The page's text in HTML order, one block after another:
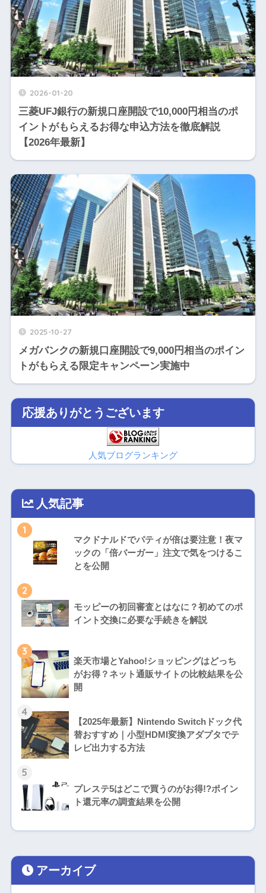
2026-01-20
三菱UFJ銀行の新規口座開設で10,000円相当のポ
イントがもらえるお得な申込方法を徹底解説
【2026年最新】
2025-10-27
メガバンクの新規口座開設で9,000円相当のポイン
トがもらえる限定キャンペーン実施中
応援ありがとうございます
人気ブログランキング
人気記事
1
マクドナルドでパティが倍は要注意！夜マ
ックの「倍バーガー」注文で気をつけるこ
とを公開
2
モッピーの初回審査とはなに？初めてのポ
イント交換に必要な手続きを解説
3
楽天市場とYahoo!ショッピングはどっち
がお得？ネット通販サイトの比較結果を公
開
4
【2025年最新】Nintendo Switchドック代
替おすすめ｜小型HDMI変換アダプタでテ
レビ出力する方法
5
プレステ5はどこで買うのがお得!?ポイン
ト還元率の調査結果を公開
アーカイブ